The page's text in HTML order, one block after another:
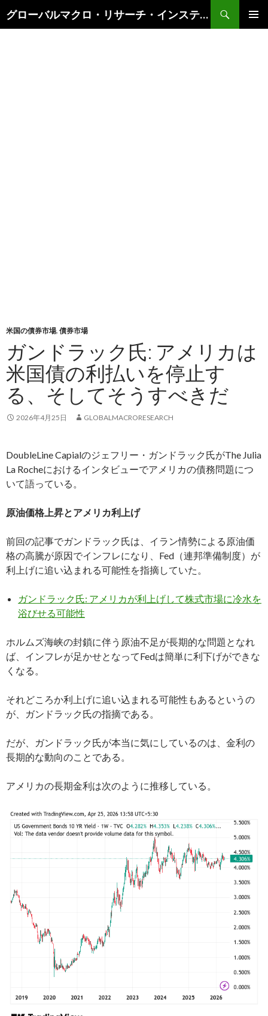
グローバルマクロ・リサーチ・インスティテュート
索
米国の債券市場, 債券市場
ガンドラック氏: アメリカは
米国債の利払いを停止す
る、そしてそうすべきだ
2026年4月25日 GLOBALMACRORESEARCH
DoubleLine Capialのジェフリー・ガンドラック氏がThe Julia
La Rocheにおけるインタビューでアメリカの債務問題につ
いて語っている。
原油価格上昇とアメリカ利上げ
前回の記事でガンドラック氏は、イラン情勢による原油価
格の高騰が原因でインフレになり、Fed（連邦準備制度）が
利上げに追い込まれる可能性を指摘していた。
ガンドラック氏: アメリカが利上げして株式市場に冷水を
浴びせる可能性
ホルムズ海峡の封鎖に伴う原油不足が長期的な問題となれ
ば、インフレが足かせとなってFedは簡単に利下げができな
くなる。
それどころか利上げに追い込まれる可能性もあるというの
が、ガンドラック氏の指摘である。
だが、ガンドラック氏が本当に気にしているのは、金利の
長期的な動向のことである。
アメリカの長期金利は次のように推移している。